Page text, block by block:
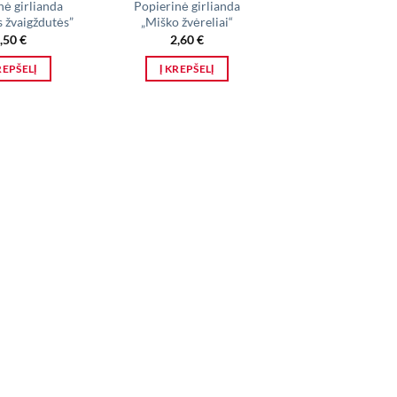
girlianda
žvaigždutės”
€
Popierinė girlianda
„Miško žvėreliai“
2,60€
Į KREPŠELĮ